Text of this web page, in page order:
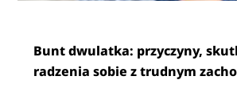
Bunt dwulatka: przyczyny,
radzenia sobie z trudnym